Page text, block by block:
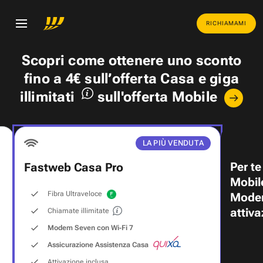
RICHIAMAMI
Scopri come ottenere uno sconto
fino a 4€ sull’offerta Casa egiga
illimitati
sull'offerta Mobile
LA PIÙ VENDUTA
Fastweb Casa Pro
Fibra Ultraveloce
Chiamate illimitate
Modem Seven con Wi‑Fi 7
Assicurazione Assistenza Casa
Per